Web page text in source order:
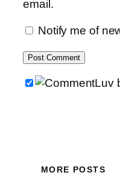
email.
Notify me of
MORE POSTS